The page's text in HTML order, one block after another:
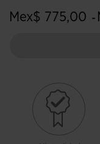
Mex$ 775,00 -